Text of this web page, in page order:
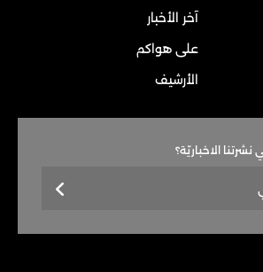
آخر الأخبار
على هواكم
الأرشيف
الاخباريّة؟